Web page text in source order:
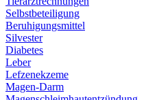
Selbstbeteiligung
Beruhigungsmittel
Silvester
Diabetes
Leber
Lefzenekzeme
Magen-Darm